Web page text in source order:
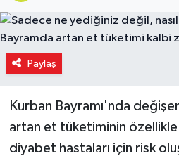
Paylaş
Kurban Bayramı'nda
artan et tüketiminin
diyabet hastaları için risk